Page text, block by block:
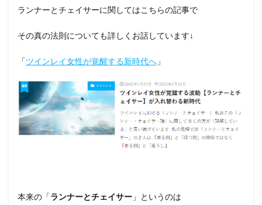
ランナーとチェイサーに関してはこちらの記事で
その真の法則についても詳しくお話しています↓
「ツインレイ女性が覚醒する新時代へ 」
本来の「ランナーとチェイサー 」というのは